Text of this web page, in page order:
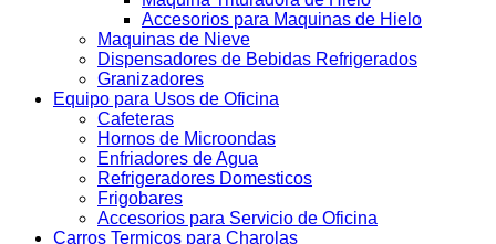
Accesorios para Maquinas de Hielo
Maquinas de Nieve
Dispensadores de Bebidas Refrigerados
Granizadores
Equipo para Usos de Oficina
Cafeteras
Hornos de Microondas
Enfriadores de Agua
Refrigeradores Domesticos
Frigobares
Accesorios para Servicio de Oficina
Carros Termicos para Charolas